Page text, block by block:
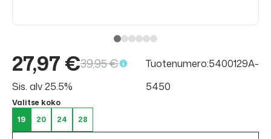
27,97 €39,95 €
Sis. alv 25.5%
Tuotenumero:5400129A-
5450
Valitse koko
19
20 24 28